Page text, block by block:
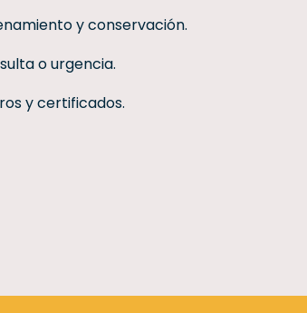
y conservación.
o urgencia.
y certificados.